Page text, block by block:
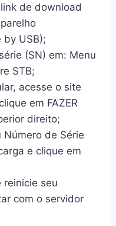
de download
by USB);
(SN) em: Menu
STB;
acesse o site
em FAZER
direito;
de Série
e clique em
reinicie seu
com o servidor